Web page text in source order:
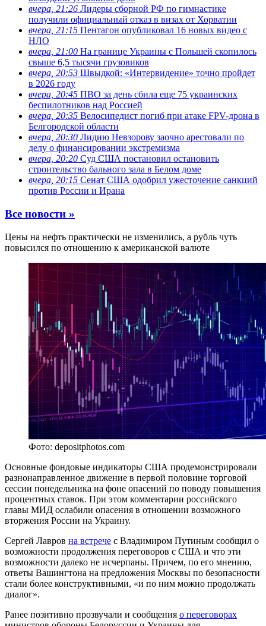
вчера, 21:26 Лидеры сборной РФ по гимнастике
получили официальный отказ в визах от Хорватии
вчера, 21:15 Пентагон опубликовал 16 новых видео с
НЛО
вчера, 21:00 На границе Украины с Польшей скопилось
свыше 6,5 тысячи грузовиков
вчера, 20:53 Швыдкой: «Интервидение» точно пройдет
в 2026 году
вчера, 20:45 ПВО за день сбила еще 75 украинских
беспилотников над Россией
вчера, 20:35 Велосипедист погиб при атаке FPV-дрона в
Белгородской области
вчера, 20:30 Лидию Невзорову заочно арестовали по
делу о финансировании экстремизма
вчера, 20:20 Суд США постановил остановить
строительство бального зала в Белом доме
вчера, 20:15 Сенат США одобрил ужесточение санкций
против России и Ирана
Все новости »
Цены на нефть практически не изменились, а рубль чуть
повысился по отношению к американской валюте
Фото: depositphotos.com
Основные фондовые индикаторы США продемонстрировали
разнонаправленное движение в первой половине торговой
сессии понедельника на фоне опасений по поводу повышения
процентных ставок. При этом комментарии российского
главы МИД ослабили опасения в отношении возможного
вторжения России на Украину.
Сергей Лавров на встрече с Владимиром Путиным сообщил о
возможности продолжения переговоров с США и что эти
возможности далеко не исчерпаны. Причем, по его мнению,
ответы Вашингтона на предложения Москвы по безопасности
стали более конструктивными, «и по ним можно продолжать
диалог».
Ранее позитивно прозвучали и сообщения о переговорах